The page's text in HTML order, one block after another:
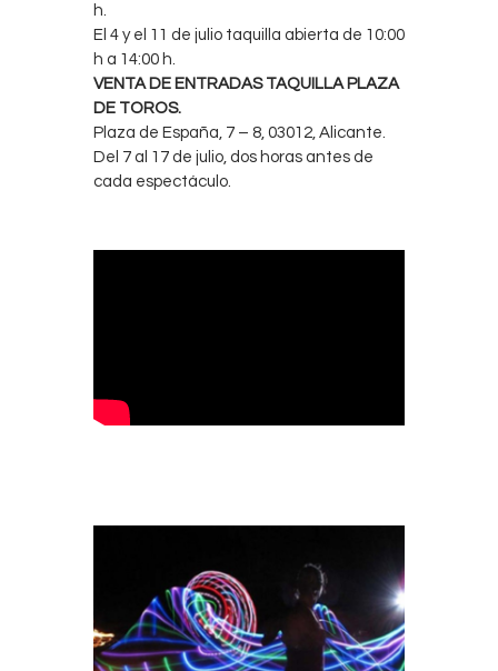
h.
El 4 y el 11 de julio taquilla abierta de 10:00
h a 14:00 h.
VENTA DE ENTRADAS TAQUILLA PLAZA
DE TOROS.
Plaza de España, 7 – 8, 03012, Alicante.
Del 7 al 17 de julio, dos horas antes de
cada espectáculo.